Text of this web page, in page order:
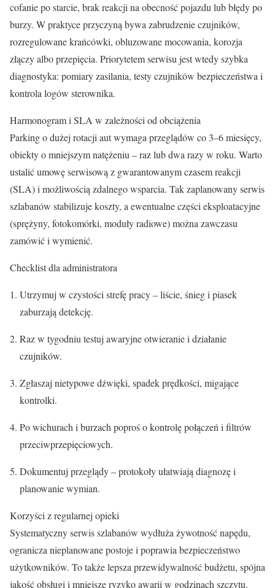
cofanie po starcie, brak reakcji na obecność pojazdu lub błędy po
burzy. W praktyce przyczyną bywa zabrudzenie czujników,
rozregulowane krańcówki, obluzowane mocowania, korozja
złączy albo przepięcia. Priorytetem serwisu jest wtedy szybka
diagnostyka: pomiary zasilania, testy czujników bezpieczeństwa i
kontrola logów sterownika.
Harmonogram i SLA w zależności od obciążenia
Parking o dużej rotacji aut wymaga przeglądów co 3–6 miesięcy,
obiekty o mniejszym natężeniu – raz lub dwa razy w roku. Warto
ustalić umowę serwisową z gwarantowanym czasem reakcji
(SLA) i możliwością zdalnego wsparcia. Tak zaplanowany serwis
szlabanów stabilizuje koszty, a ewentualne części eksploatacyjne
(sprężyny, fotokomórki, moduły radiowe) można zawczasu
zamówić i wymienić.
Checklist dla administratora
Utrzymuj w czystości strefę pracy – liście, śnieg i piasek
zaburzają detekcję.
Raz w tygodniu testuj awaryjne otwieranie i działanie
czujników.
Zgłaszaj nietypowe dźwięki, spadek prędkości, migające
kontrolki.
Po wichurach i burzach poproś o kontrolę połączeń i filtrów
przeciwprzepięciowych.
Dokumentuj przeglądy – protokoły ułatwiają diagnozę i
planowanie wymian.
Korzyści z regularnej opieki
Systematyczny serwis szlabanów wydłuża żywotność napędu,
ogranicza nieplanowane postoje i poprawia bezpieczeństwo
użytkowników. To także lepsza przewidywalność budżetu, spójna
jakość obsługi i mniejsze ryzyko awarii w godzinach szczytu.